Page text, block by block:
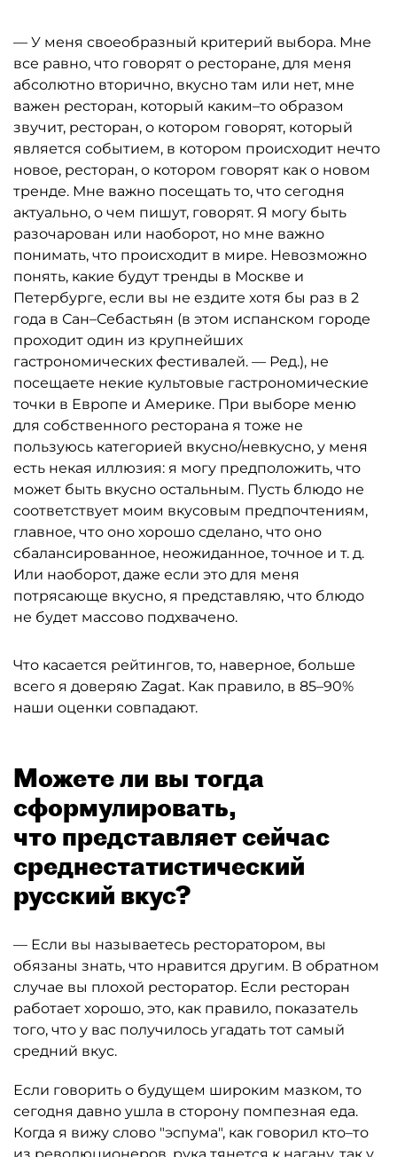
— У меня своеобразный критерий выбора. Мне
все равно, что говорят о ресторане, для меня
абсолютно вторично, вкусно там или нет, мне
важен ресторан, который каким–то образом
звучит, ресторан, о котором говорят, который
является событием, в котором происходит нечто
новое, ресторан, о котором говорят как о новом
тренде. Мне важно посещать то, что сегодня
актуально, о чем пишут, говорят. Я могу быть
разочарован или наоборот, но мне важно
понимать, что происходит в мире. Невозможно
понять, какие будут тренды в Москве и
Петербурге, если вы не ездите хотя бы раз в 2
года в Сан–Себастьян (в этом испанском городе
проходит один из крупнейших
гастрономических фестивалей. — Ред.), не
посещаете некие культовые гастрономические
точки в Европе и Америке. При выборе меню
для собственного ресторана я тоже не
пользуюсь категорией вкусно/невкусно, у меня
есть некая иллюзия: я могу предположить, что
может быть вкусно остальным. Пусть блюдо не
соответствует моим вкусовым предпочтениям,
главное, что оно хорошо сделано, что оно
сбалансированное, неожиданное, точное и т. д.
Или наоборот, даже если это для меня
потрясающе вкусно, я представляю, что блюдо
не будет массово подхвачено.
Что касается рейтингов, то, наверное, больше
всего я доверяю Zagat. Как правило, в 85–90%
наши оценки совпадают.
Можете ли вы тогда
сформулировать,
что представляет сейчас
среднестатистический
русский вкус?
— Если вы называетесь ресторатором, вы
обязаны знать, что нравится другим. В обратном
случае вы плохой ресторатор. Если ресторан
работает хорошо, это, как правило, показатель
того, что у вас получилось угадать тот самый
средний вкус.
Если говорить о будущем широким мазком, то
сегодня давно ушла в сторону помпезная еда.
Когда я вижу слово "эспума", как говорил кто–то